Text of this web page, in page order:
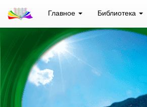
Главное Библиотека